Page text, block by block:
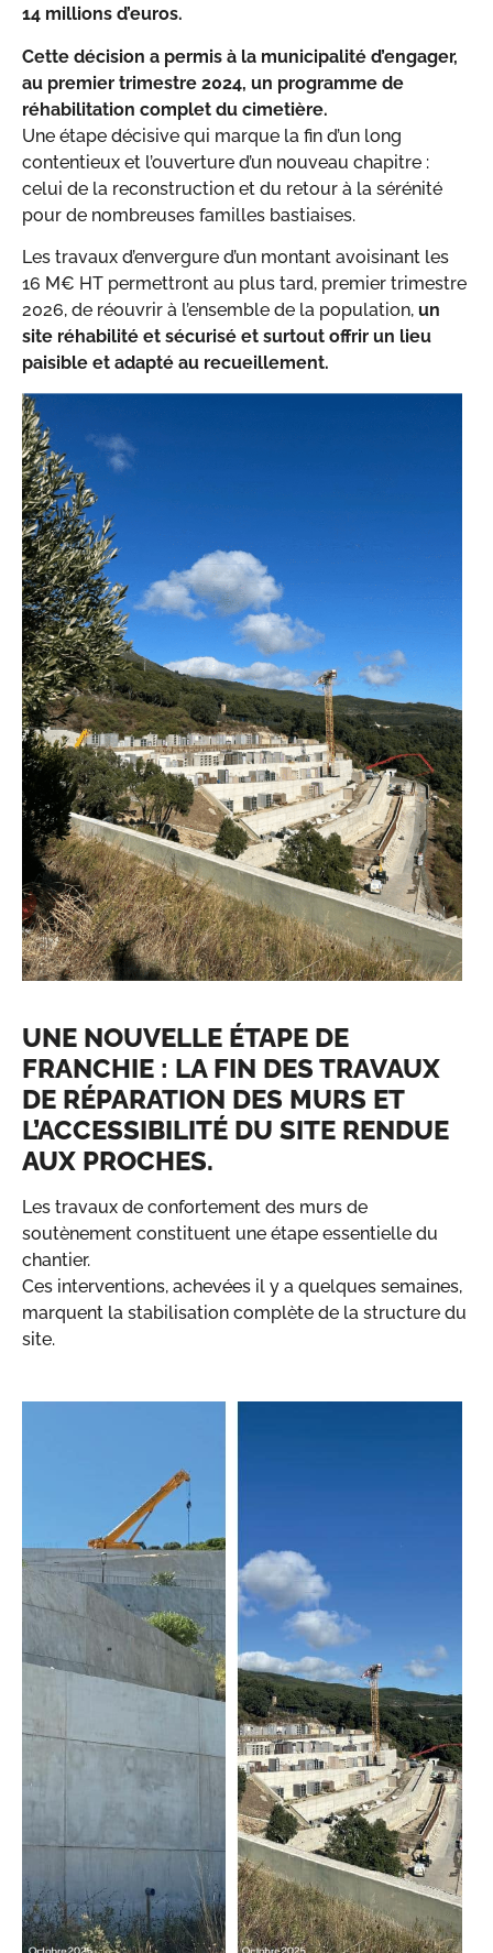
14 millions d’euros.
Cette décision a permis à la municipalité d’engager,
au premier trimestre 2024, un programme de
réhabilitation complet du cimetière.
Une étape décisive qui marque la fin d’un long
contentieux et l’ouverture d’un nouveau chapitre :
celui de la reconstruction et du retour à la sérénité
pour de nombreuses familles bastiaises.
Les travaux d’envergure d’un montant avoisinant les
16 M€ HT permettront au plus tard, premier trimestre
2026, de réouvrir à l’ensemble de la population, un
site réhabilité et sécurisé et surtout offrir un lieu
paisible et adapté au recueillement.
UNE NOUVELLE ÉTAPE DE
FRANCHIE : LA FIN DES TRAVAUX
DE RÉPARATION DES MURS ET
L’ACCESSIBILITÉ DU SITE RENDUE
AUX PROCHES.
Les travaux de confortement des murs de
soutènement constituent une étape essentielle du
chantier.
Ces interventions, achevées il y a quelques semaines,
marquent la stabilisation complète de la structure du
site.